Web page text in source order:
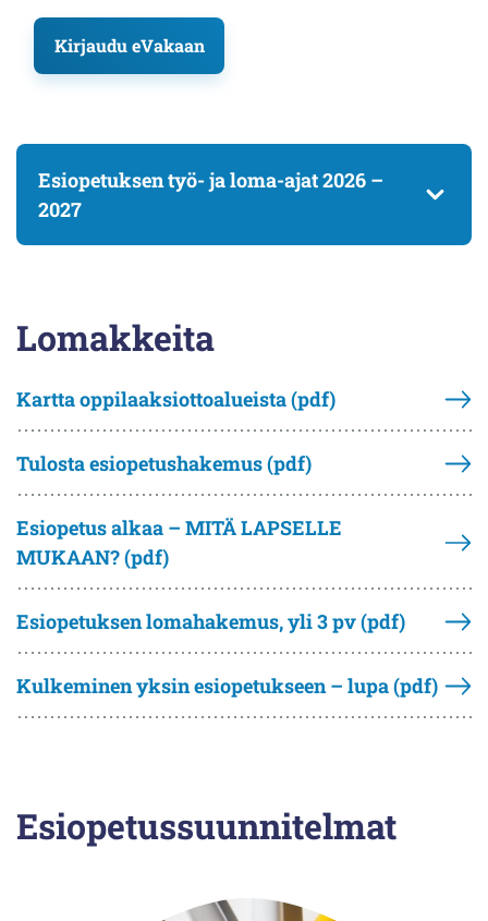
Kirjaudu eVakaan
Esiopetuksen työ- ja loma-ajat 2026 –
2027
Lomakkeita
Kartta oppilaaksiottoalueista (pdf)
Tulosta esiopetushakemus (pdf)
Esiopetus alkaa – MITÄ LAPSELLE
MUKAAN? (pdf)
Esiopetuksen lomahakemus, yli 3 pv (pdf)
Kulkeminen yksin esiopetukseen – lupa (pdf)
Esiopetussuunnitelmat